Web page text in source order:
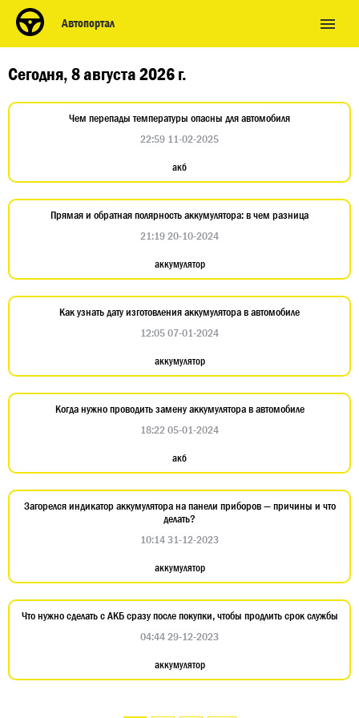
Автопортал
Сегодня, 8 августа 2026 г.
Чем перепады температуры опасны для автомобиля
22:59 11-02-2025
акб
Прямая и обратная полярность аккумулятора: в чем разница
21:19 20-10-2024
аккумулятор
Как узнать дату изготовления аккумулятора в автомобиле
12:05 07-01-2024
аккумулятор
Когда нужно проводить замену аккумулятора в автомобиле
18:22 05-01-2024
акб
Загорелся индикатор аккумулятора на панели приборов — причины и что
делать?
10:14 31-12-2023
аккумулятор
Что нужно сделать с АКБ сразу после покупки, чтобы продлить срок службы
04:44 29-12-2023
аккумулятор